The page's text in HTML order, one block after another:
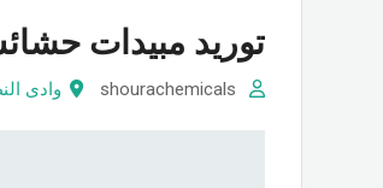
توريد مبيدات
وادى